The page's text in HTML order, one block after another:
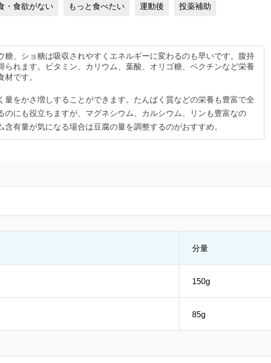
・食欲がない もっと食べたい 運動後 投薬補助
糖、ショ糖は吸収されやすくエネルギーに変わるのも早いです。腹持
られます。ビタミン、カリウム、葉酸、オリゴ糖、ペクチンなど栄養
です。
量をかさ増しすることができます。たんぱく質などの栄養も豊富で全
のにも役立ちますが、マグネシウム、カルシウム、リンも豊富なの
含有量が気になる場合は豆腐の量を調整するのがおすすめ。
分量
150g
85g